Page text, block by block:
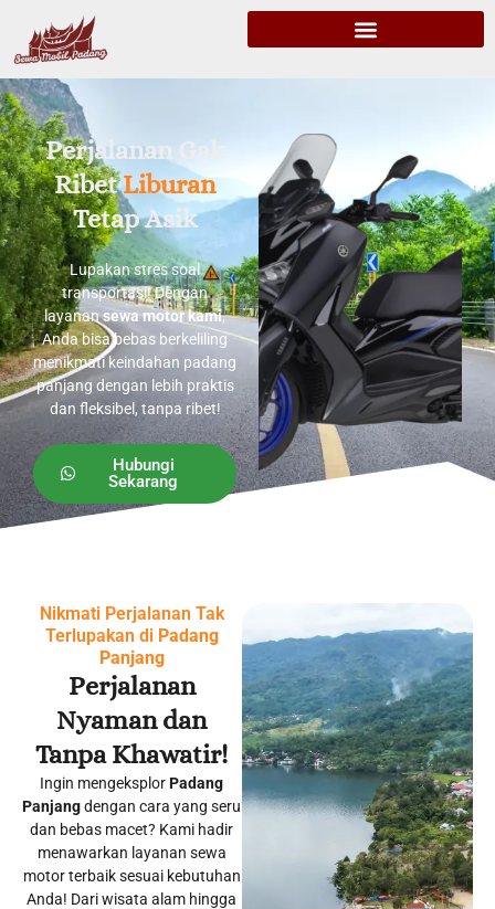
Perjalanan Gak
Ribet Liburan
Tetap Asik
Lupakan stres soal
transportasi! Dengan
layanansewa motor kami,
Anda bisa bebas berkeliling
menikmati keindahan padang
panjang dengan lebih praktis
dan fleksibel, tanpa ribet!
Hubungi
Sekarang
Nikmati Perjalanan Tak
Terlupakan di Padang
Panjang
Perjalanan
Nyaman dan
Tanpa Khawatir!
Ingin mengeksplorPadang
Panjangdengan cara yang seru
dan bebas macet? Kami hadir
menawarkan layanan sewa
motor terbaik sesuai kebutuhan
Anda! Dari wisata alam hingga